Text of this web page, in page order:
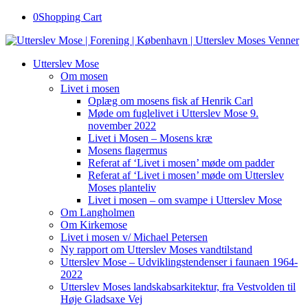
0Shopping Cart
Utterslev Mose
Om mosen
Livet i mosen
Oplæg om mosens fisk af Henrik Carl
Møde om fuglelivet i Utterslev Mose 9.
november 2022
Livet i Mosen – Mosens kræ
Mosens flagermus
Referat af ‘Livet i mosen’ møde om padder
Referat af ‘Livet i mosen’ møde om Utterslev
Moses planteliv
Livet i mosen – om svampe i Utterslev Mose
Om Langholmen
Om Kirkemose
Livet i mosen v/ Michael Petersen
Ny rapport om Utterslev Moses vandtilstand
Utterslev Mose – Udviklingstendenser i faunaen 1964-
2022
Utterslev Moses landskabsarkitektur, fra Vestvolden til
Høje Gladsaxe Vej